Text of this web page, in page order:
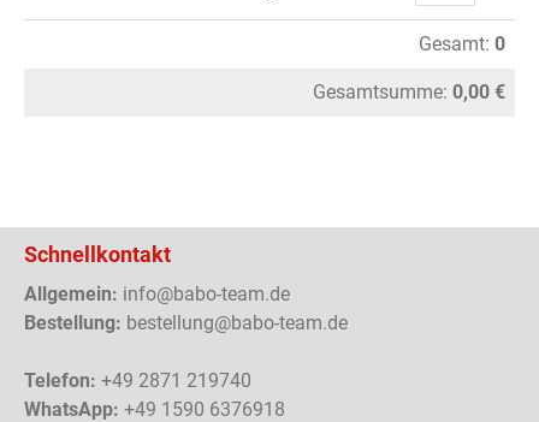
Gesamt: 0
Gesamtsumme: 0,00 €
Schnellkontakt
Allgemein: info@babo-team.de
Bestellung: bestellung@babo-team.de
Telefon: +49 2871 219740
WhatsApp: +49 1590 6376918